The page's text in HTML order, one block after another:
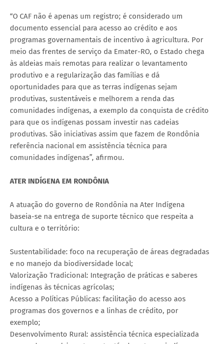
“O CAF não é apenas um registro; é considerado um
documento essencial para acesso ao crédito e aos
programas governamentais de incentivo à agricultura. Por
meio das frentes de serviço da Emater-RO, o Estado chega
às aldeias mais remotas para realizar o levantamento
produtivo e a regularização das famílias e dá
oportunidades para que as terras indígenas sejam
produtivas, sustentáveis e melhorem a renda das
comunidades indígenas, a exemplo da conquista de crédito
para que os indígenas possam investir nas cadeias
produtivas. São iniciativas assim que fazem de Rondônia
referência nacional em assistência técnica para
comunidades indígenas”, afirmou.
ATER INDÍGENA EM RONDÔNIA
A atuação do governo de Rondônia na Ater Indígena
baseia-se na entrega de suporte técnico que respeita a
cultura e o território:
Sustentabilidade: foco na recuperação de áreas degradadas
e no manejo da biodiversidade local;
Valorização Tradicional: Integração de práticas e saberes
indígenas às técnicas agrícolas;
Acesso a Políticas Públicas: facilitação do acesso aos
programas dos governos e a linhas de crédito, por
exemplo;
Desenvolvimento Rural: assistência técnica especializada